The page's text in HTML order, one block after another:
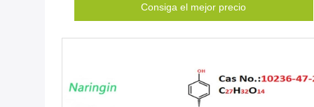
Consiga el mejor precio